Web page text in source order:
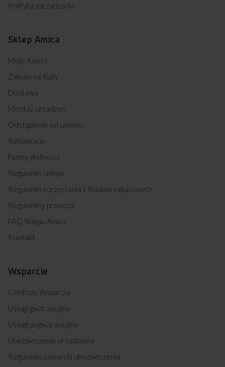
Polityka zarządzania
Sklep Amica
Moje Konto
Zakupy na Raty
Dostawa
Montaż urządzeń
Odstąpienie od umowy
Reklamacje
Formy płatności
Regulamin sklepu
Regulamin korzystania z Kodów rabatowych
Regulaminy promocji
FAQ Sklepu Amica
Kontakt
Wsparcie
Centrum Wsparcia
Usługi gwarancyjne
Usługi pogwarancyjne
Ubezpieczenie urządzenia
Regulamin zawarcia ubezpieczenia